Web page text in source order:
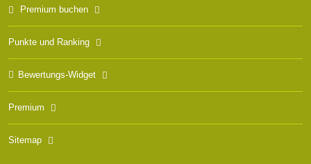
Premium buchen
Punkte und Ranking
Bewertungs-Widget
Premium
Sitemap